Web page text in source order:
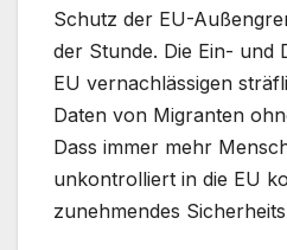
Schutz der EU-
der Stunde. Die Ein- und
EU vernachlässigen
Daten von Migranten
Dass immer mehr
unkontrolliert in die EU
zunehmendes